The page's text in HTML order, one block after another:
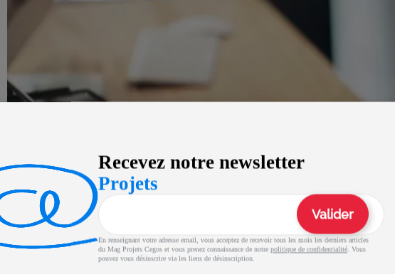
Recevez notre newsletter
Projets
Valider
En renseignant votre adresse email, vous acceptez de recevoir tous les mois les derniers articles
du Mag Projets Cegos et vous prenez connaissance de notre politique de confidentialité. Vous
pouvez vous désinscrire via les liens de désinscription.